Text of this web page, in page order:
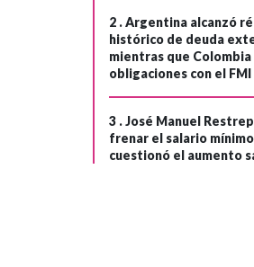
2 .Argentina alcanzó
histórico de deuda
mientras que Colombia
obligaciones con el FMI
3 .José Manuel
frenar el salario
cuestionó el aumento